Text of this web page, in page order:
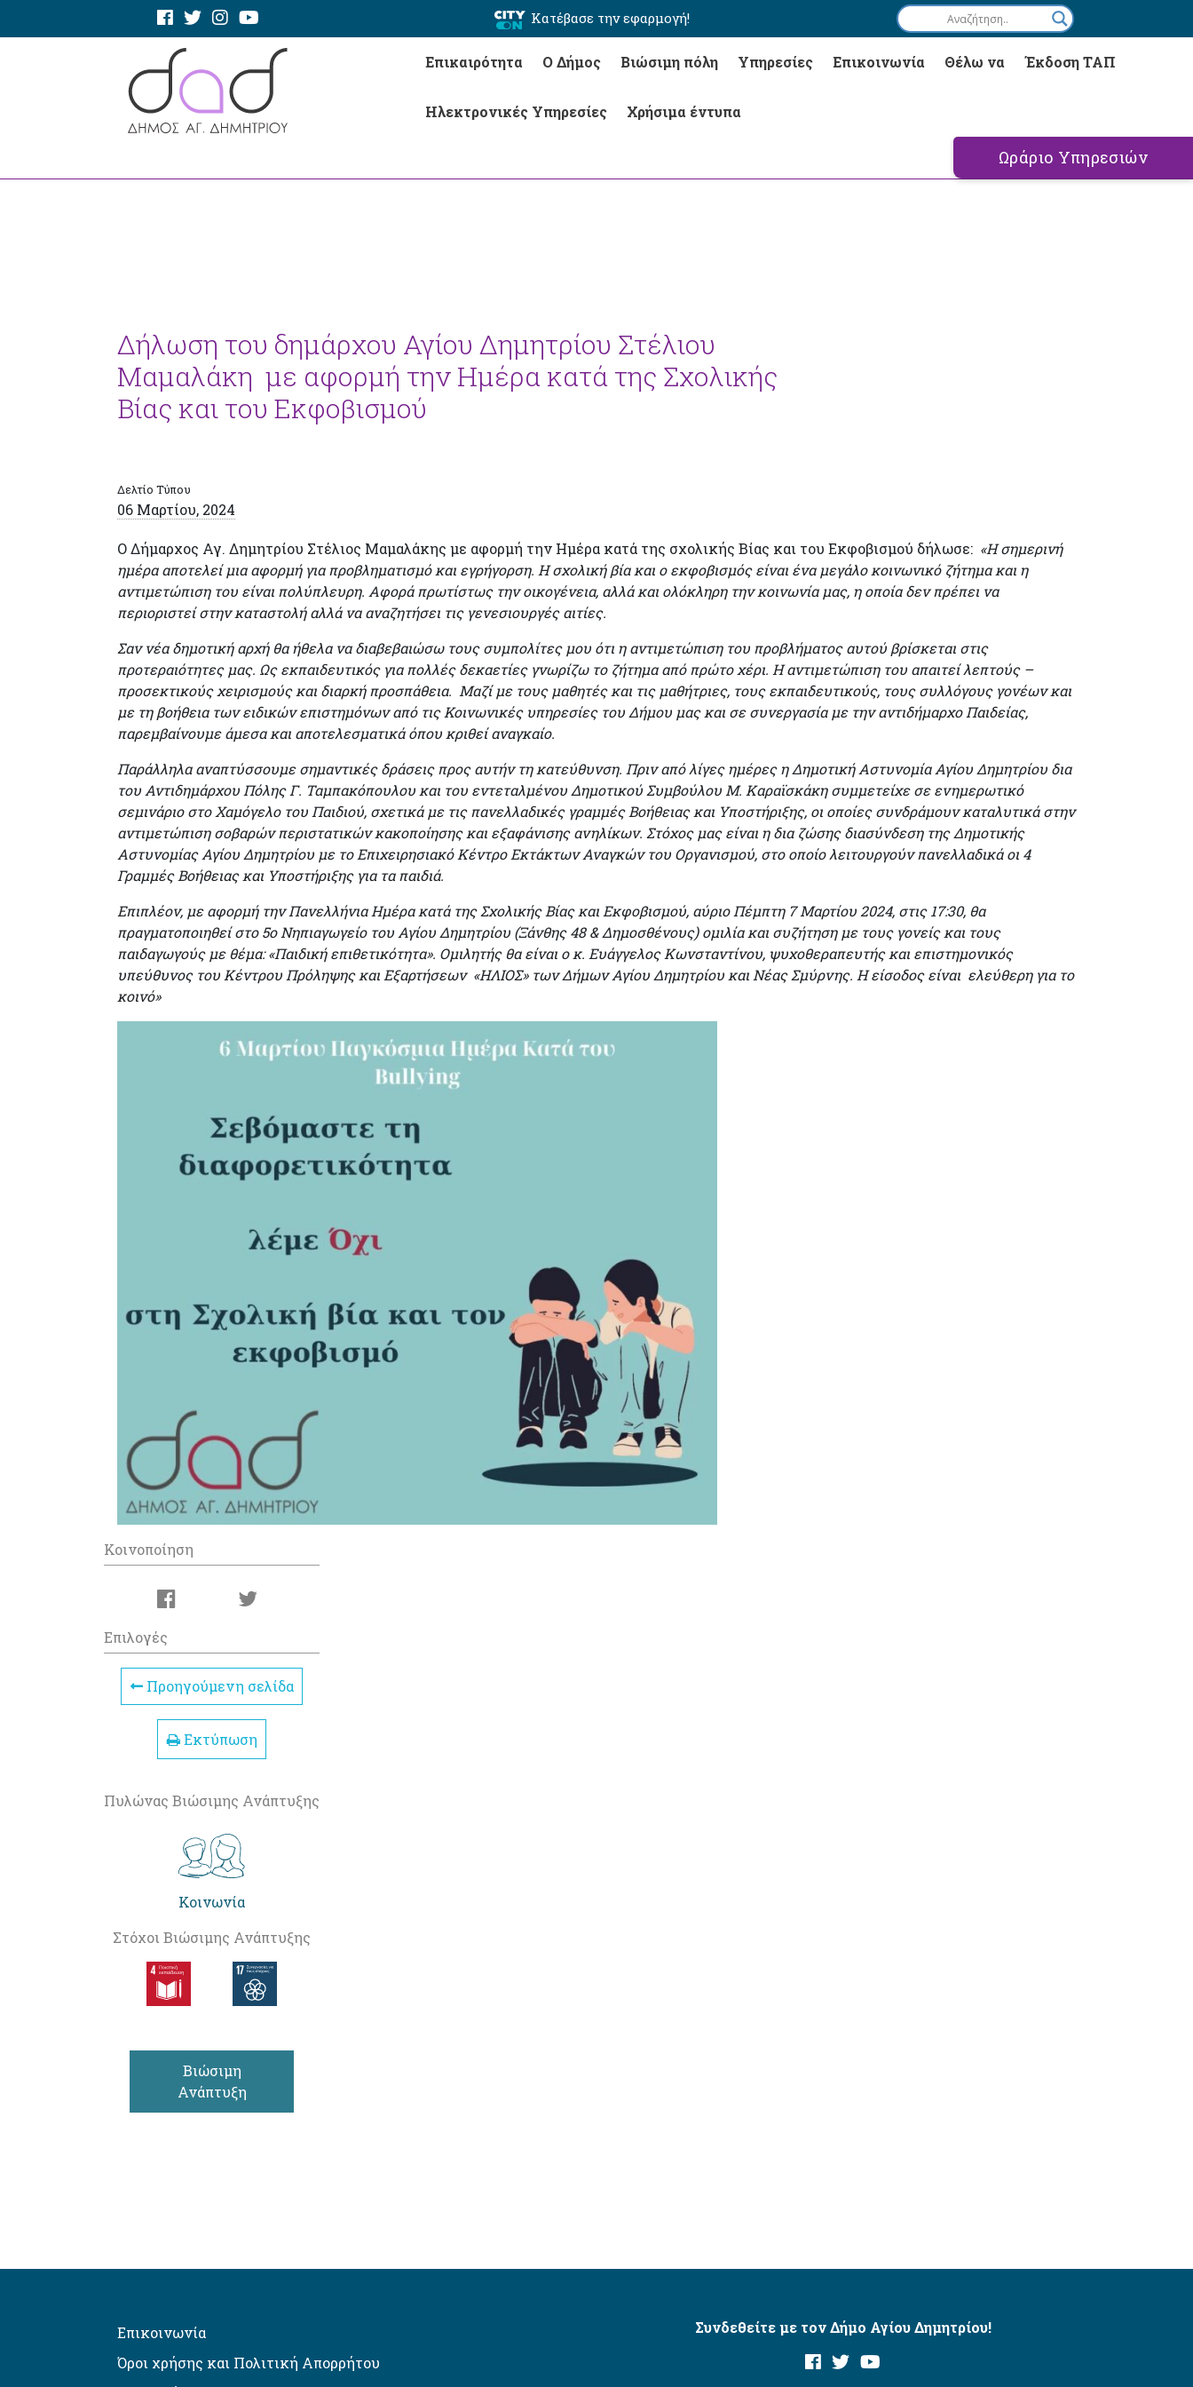
Κατέβασε την εφαρμογή!
Επικαιρότητα Ο Δήμος Βιώσιμη πόλη Υπηρεσίες Επικοινωνία Θέλω να Έκδοση ΤΑΠ
Ηλεκτρονικές Υπηρεσίες Χρήσιμα έντυπα
Ωράριο Υπηρεσιών
Δήλωση του δημάρχου Αγίου Δημητρίου Στέλιου
Μαμαλάκη με αφορμή την Ημέρα κατά της Σχολικής
Βίας και του Εκφοβισμού
Δελτίο Τύπου
06 Μαρτίου, 2024
Ο Δήμαρχος Αγ. Δημητρίου Στέλιος Μαμαλάκης με αφορμή την Ημέρα κατά της σχολικής Βίας και του Εκφοβισμού δήλωσε: «Η σημερινή
ημέρα αποτελεί μια αφορμή για προβληματισμό και εγρήγορση. Η σχολική βία και ο εκφοβισμός είναι ένα μεγάλο κοινωνικό ζήτημα και η
αντιμετώπιση του είναι πολύπλευρη. Αφορά πρωτίστως την οικογένεια, αλλά και ολόκληρη την κοινωνία μας, η οποία δεν πρέπει να
περιοριστεί στην καταστολή αλλά να αναζητήσει τις γενεσιουργές αιτίες.
Σαν νέα δημοτική αρχή θα ήθελα να διαβεβαιώσω τους συμπολίτες μου ότι η αντιμετώπιση του προβλήματος αυτού βρίσκεται στις
προτεραιότητες μας. Ως εκπαιδευτικός για πολλές δεκαετίες γνωρίζω το ζήτημα από πρώτο χέρι. Η αντιμετώπιση του απαιτεί λεπτούς –
προσεκτικούς χειρισμούς και διαρκή προσπάθεια. Μαζί με τους μαθητές και τις μαθήτριες, τους εκπαιδευτικούς, τους συλλόγους γονέων και
με τη βοήθεια των ειδικών επιστημόνων από τις Κοινωνικές υπηρεσίες του Δήμου μας και σε συνεργασία με την αντιδήμαρχο Παιδείας,
παρεμβαίνουμε άμεσα και αποτελεσματικά όπου κριθεί αναγκαίο.
Παράλληλα αναπτύσσουμε σημαντικές δράσεις προς αυτήν τη κατεύθυνση. Πριν από λίγες ημέρες η Δημοτική Αστυνομία Αγίου Δημητρίου δια
του Αντιδημάρχου Πόλης Γ. Ταμπακόπουλου και του εντεταλμένου Δημοτικού Συμβούλου Μ. Καραϊσκάκη συμμετείχε σε ενημερωτικό
σεμινάριο στο Χαμόγελο του Παιδιού, σχετικά με τις πανελλαδικές γραμμές Βοήθειας και Υποστήριξης, οι οποίες συνδράμουν καταλυτικά στην
αντιμετώπιση σοβαρών περιστατικών κακοποίησης και εξαφάνισης ανηλίκων. Στόχος μας είναι η δια ζώσης διασύνδεση της Δημοτικής
Αστυνομίας Αγίου Δημητρίου με το Επιχειρησιακό Κέντρο Εκτάκτων Αναγκών του Οργανισμού, στο οποίο λειτουργούν πανελλαδικά οι 4
Γραμμές Βοήθειας και Υποστήριξης για τα παιδιά.
Επιπλέον, με αφορμή την Πανελλήνια Ημέρα κατά της Σχολικής Βίας και Εκφοβισμού, αύριο Πέμπτη 7 Μαρτίου 2024, στις 17:30, θα
πραγματοποιηθεί στο 5ο Νηπιαγωγείο του Αγίου Δημητρίου (Ξάνθης 48 & Δημοσθένους) ομιλία και συζήτηση με τους γονείς και τους
παιδαγωγούς με θέμα: «Παιδική επιθετικότητα». Ομιλητής θα είναι ο κ. Ευάγγελος Κωνσταντίνου, ψυχοθεραπευτής και επιστημονικός
υπεύθυνος του Κέντρου Πρόληψης και Εξαρτήσεων «ΗΛΙΟΣ» των Δήμων Αγίου Δημητρίου και Νέας Σμύρνης. Η είσοδος είναι ελεύθερη για το
κοινό»
Κοινοποίηση
Επιλογές
Προηγούμενη σελίδα
Εκτύπωση
Πυλώνας Βιώσιμης Ανάπτυξης
Κοινωνία
Στόχοι Βιώσιμης Ανάπτυξης
Βιώσιμη
Ανάπτυξη
Επικοινωνία
Όροι χρήσης και Πολιτική Απορρήτου
Συνδεθείτε με τον Δήμο Αγίου Δημητρίου!